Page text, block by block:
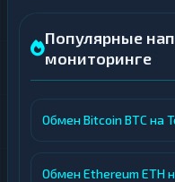
Популярные
мониторинге
Обмен Bitcoin BTC на
Обмен Ethereum ETH